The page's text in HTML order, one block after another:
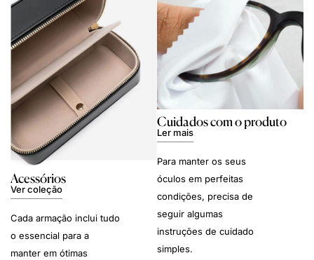
Acessórios
Ver coleção
Cada armação inclui tudo
o essencial para a
manter em ótimas
Cuidados com o produto
Ler mais
Para manter os seus
óculos em perfeitas
condições, precisa de
seguir algumas
instruções de cuidado
simples.